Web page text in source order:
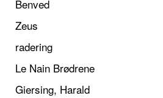
Benved
Zeus
radering
Le Nain Brødrene
Giersing, Harald